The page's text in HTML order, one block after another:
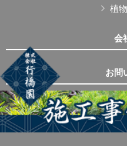
植
会
お問
Copyright © 株式会社